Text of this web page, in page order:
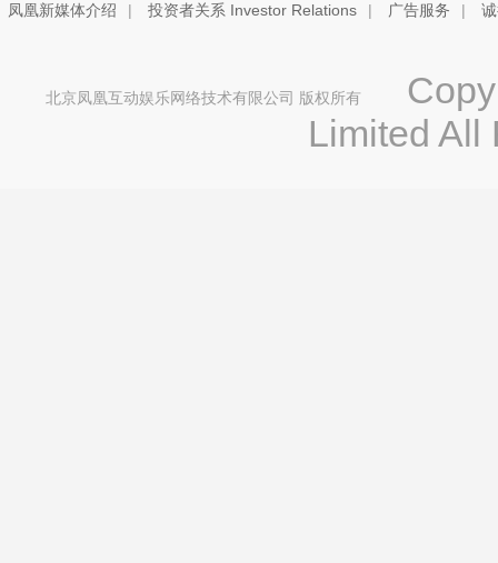
凤凰新媒体介绍 | 投资者关系 Investor Relations | 广告服务 |
北京凤凰互动娱乐网络技术有限公司 版权所有
Limited All